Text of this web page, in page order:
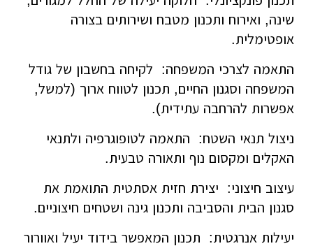
שינה, ואירוח ותכנון מטבח ושירותים בצורה
אופטימלית.
התאמה לצרכי המשפחה: לקיחה בחשבון של גודל
המשפחה וסגנון החיים, תכנון לטווח ארוך (למשל,
אפשרות להרחבה עתידית).
ניצול תנאי השטח: התאמה לטופוגרפיה ולתנאי
האקלים ומקסום נוף ותאורה טבעית.
עיצוב חיצוני: יצירת חזית אסתטית התואמת את
סגנון הבית והסביבה ותכנון גינה ושטחים חיצוניים.
יעילות אנרגטית: תכנון המאפשר בידוד יעיל ואוורור